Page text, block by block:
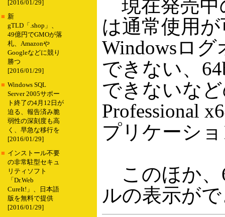
[2016/01/29]
■ 新
gTLD「.shop」、
49億円でGMOが落
札、Amazonや
Googleなどに競り
勝つ
[2016/01/29]
■ Windows SQL
Server 2005サポー
ト終了の4月12日が
迫る、報告済み脆
弱性の深刻度も高
く、早急な移行を
[2016/01/29]
■ インストール不要
の非常駐型セキュ
リティソフト
「Dr.Web
CureIt!」、日本語
版を無料で提供
[2016/01/29]
現在発売中
は通常使用
Windowsロ
できない、
できないな
Professional
プリケーシ
このほか、
ルの表示が